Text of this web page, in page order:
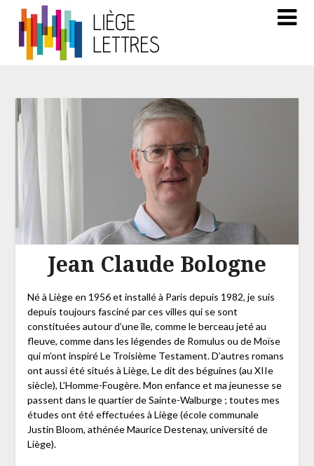
Jean Claude Bologne
Né à Liège en 1956 et installé à Paris depuis 1982, je suis
depuis toujours fasciné par ces villes qui se sont
constituées autour d’une île, comme le berceau jeté au
fleuve, comme dans les légendes de Romulus ou de Moïse
qui m’ont inspiré Le Troisième Testament. D’autres romans
ont aussi été situés à Liège, Le dit des béguines (au XIIe
siècle), L’Homme-Fougère. Mon enfance et ma jeunesse se
passent dans le quartier de Sainte-Walburge ; toutes mes
études ont été effectuées à Liège (école communale
Justin Bloom, athénée Maurice Destenay, université de
Liège).